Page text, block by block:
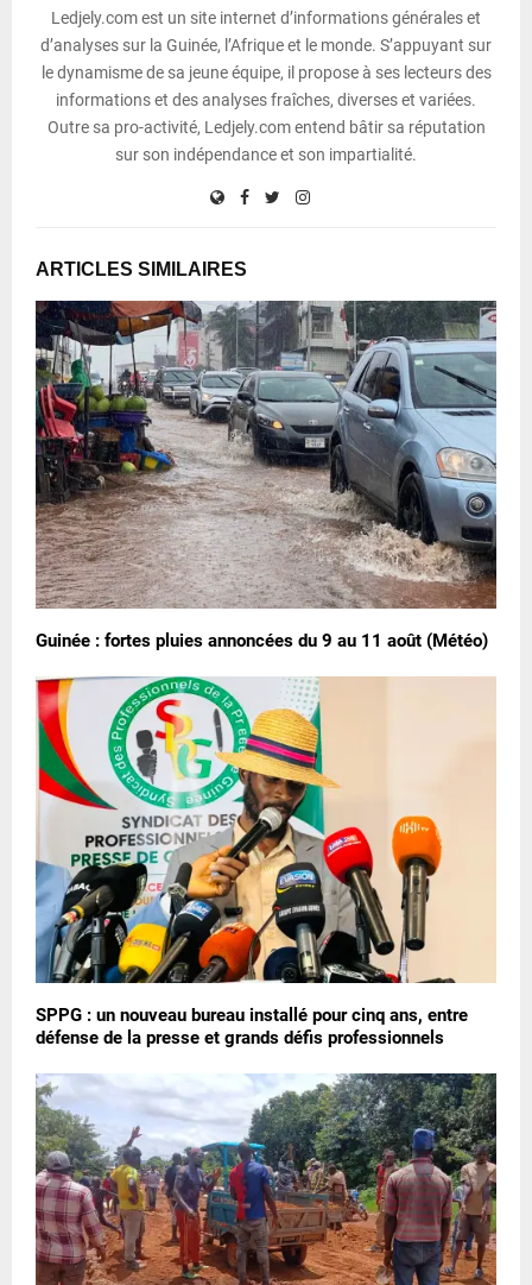
Ledjely.com est un site internet d’informations générales et
d’analyses sur la Guinée, l’Afrique et le monde. S’appuyant sur
le dynamisme de sa jeune équipe, il propose à ses lecteurs des
informations et des analyses fraîches, diverses et variées.
Outre sa pro-activité, Ledjely.com entend bâtir sa réputation
sur son indépendance et son impartialité.
ARTICLES SIMILAIRES
Guinée : fortes pluies annoncées du 9 au 11 août (Météo)
SPPG : un nouveau bureau installé pour cinq ans, entre
défense de la presse et grands défis professionnels